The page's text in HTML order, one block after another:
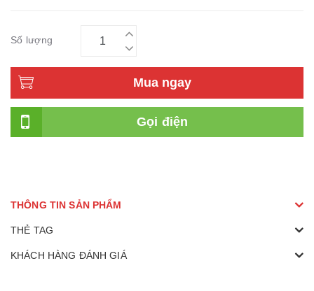
Số lượng
Mua ngay
Gọi điện
THÔNG TIN SẢN PHẨM
THẺ TAG
KHÁCH HÀNG ĐÁNH GIÁ